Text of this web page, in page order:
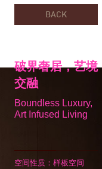
破界奢居，艺境
交融
Boundless Luxury,
Art Infused Living
空间性质：样板空间
BACK